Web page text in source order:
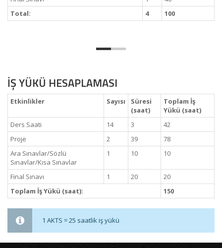
Total:
4 100
İŞ YÜKÜ HESAPLAMASI
Etkinlikler Sayısı
Süresi
(saat)
Toplam İş
Yükü (saat)
Ders Saati
14 3
42
Proje
2 39
78
Ara Sınavlar/Sözlü
Sınavlar/Kısa Sınavlar
1 10 10
Final Sınavı 1 20
20
Toplam İş Yükü (saat):
150
1 AKTS = 25 saatlik iş yükü